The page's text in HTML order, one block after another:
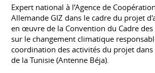
Expert national à l’Agence de
Allemande GIZ dans le cadre du projet
en œuvre de la Convention du Cadre
sur le changement climatique
coordination des activités du projet
de la Tunisie (Antenne Béja).